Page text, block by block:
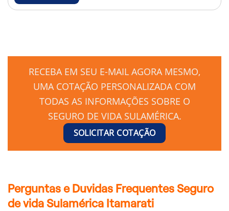
RECEBA EM SEU E-MAIL AGORA MESMO,
UMA COTAÇÃO PERSONALIZADA COM
TODAS AS INFORMAÇÕES SOBRE O
SEGURO DE VIDA SULAMÉRICA.
SOLICITAR COTAÇÃO
Perguntas e Duvidas Frequentes Seguro
de vida Sulamérica Itamarati